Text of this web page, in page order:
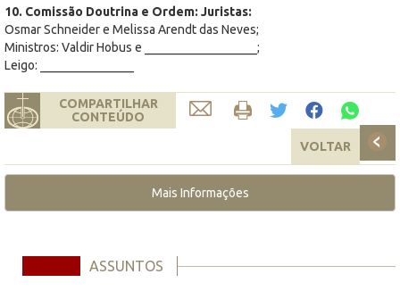
10. Comissão Doutrina e Ordem: Juristas:
Osmar Schneider e Melissa Arendt das Neves;
Ministros: Valdir Hobus e __________________;
Leigo: _______________
COMPARTILHAR
CONTEÚDO
VOLTAR
Mais Informações
ASSUNTOS